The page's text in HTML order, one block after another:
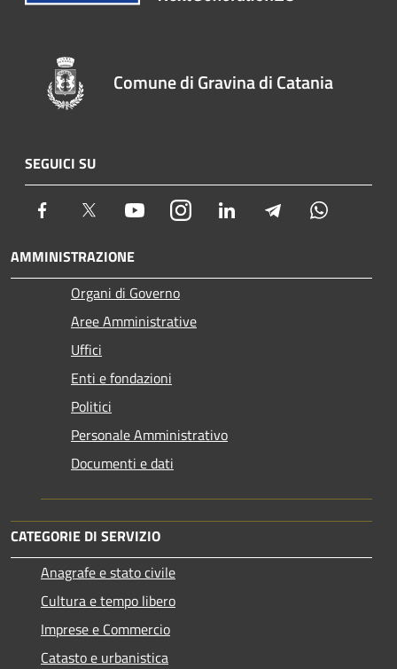
Comune di Gravina di Catania
SEGUICI SU
Facebook Twitter YoutubeInstagram LinkedIn Telegram
AMMINISTRAZIONE
Organi di Governo
Aree Amministrative
Uffici
Enti e fondazioni
Politici
Personale Amministrativo
Documenti e dati
CATEGORIE DI SERVIZIO
Anagrafe e stato civile
Cultura e tempo libero
Imprese e Commercio
Catasto e urbanistica